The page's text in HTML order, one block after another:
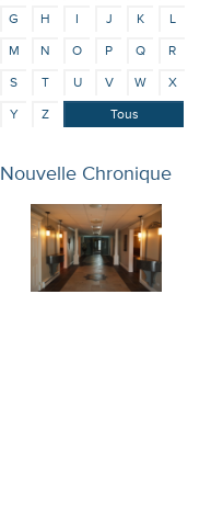
G
H I J K
L
M
N O P Q
R
S
T U V W
X
Y
Z Tous
Nouvelle Chronique